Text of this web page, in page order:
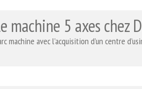
machine 5 axes chez
machine avec l’acquisition d’un centre